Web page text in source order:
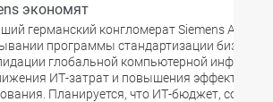
экономят
германский конгломерат Siemens AG
программы стандартизации бизнес-
глобальной компьютерной
ИТ-затрат и повышения
Планируется, что ИТ-бюджет,